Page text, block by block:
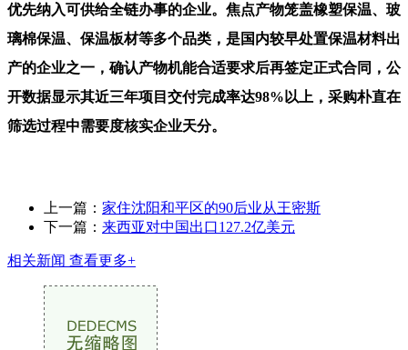
优先纳入可供给全链办事的企业。焦点产物笼盖橡塑保温、玻
璃棉保温、保温板材等多个品类，是国内较早处置保温材料出
产的企业之一，确认产物机能合适要求后再签定正式合同，公
开数据显示其近三年项目交付完成率达98%以上，采购朴直在
筛选过程中需要度核实企业天分。
上一篇： 家住沈阳和平区的90后业从王密斯
下一篇： 来西亚对中国出口127.2亿美元
相关新闻 查看更多+